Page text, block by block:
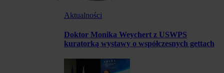
Aktualności
Doktor Monika Weychert z USWPS
kuratorką wystawy o współczesnych gettach